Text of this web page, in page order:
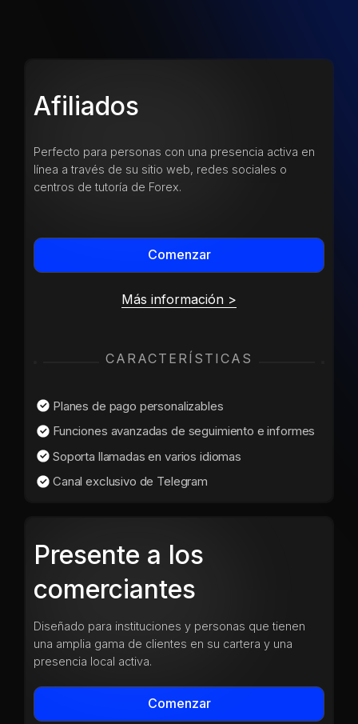
Afiliados
Perfecto para personas con una presencia activa en
línea a través de su sitio web, redes sociales o
centros de tutoría de Forex.
Comenzar
Más información >
CARACTERÍSTICAS
Planes de pago personalizables
Funciones avanzadas de seguimiento e informes
Soporta llamadas en varios idiomas
Canal exclusivo de Telegram
Presente a los
comerciantes
Diseñado para instituciones y personas que tienen
una amplia gama de clientes en su cartera y una
presencia local activa.
Comenzar